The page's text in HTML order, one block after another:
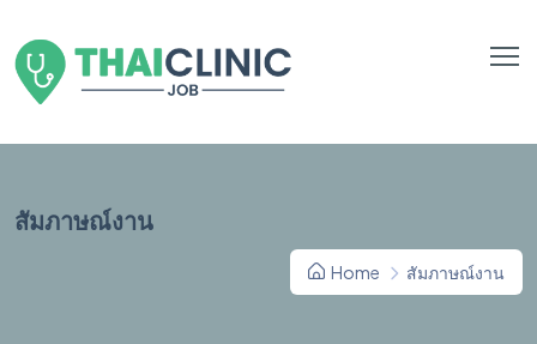
สัมภาษณ์งาน
Home สัมภาษณ์งาน